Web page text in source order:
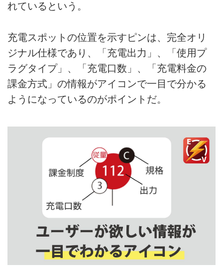
れているという。
充電スポットの位置を示すピンは、完全オリ
ジナル仕様であり、「充電出力」、「使用プ
ラグタイプ」、「充電口数」、「充電料金の
課金方式」の情報がアイコンで一目で分かる
ようになっているのがポイントだ。